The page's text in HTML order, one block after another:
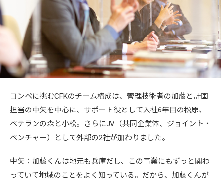
コンペに挑むCFKのチーム構成は、管理技術者の加藤と計画
担当の中矢を中心に、サポート役として入社6年目の松原、
ベテランの森と小松。さらにJV（共同企業体、ジョイント・
ベンチャー）として外部の2社が加わりました。
中矢：加藤くんは地元も兵庫だし、この事業にもずっと関わ
っていて地域のことをよく知っている。だから、加藤くんが